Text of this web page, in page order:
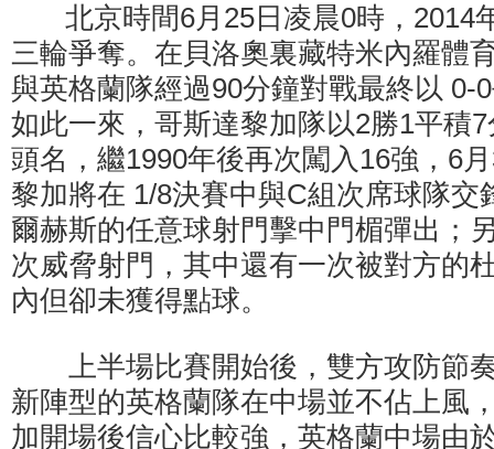
北京時間6月25日凌晨0時，2014
三輪爭奪。在貝洛奧裏藏特米內羅體
與英格蘭隊經過90分鐘對戰最終以 0-
如此一來，哥斯達黎加隊以2勝1平積
頭名，繼1990年後再次闖入16強，6
黎加將在 1/8決賽中與C組次席球隊交
爾赫斯的任意球射門擊中門楣彈出；
次威脅射門，其中還有一次被對方的
內但卻未獲得點球。
上半場比賽開始後，雙方攻防節
新陣型的英格蘭隊在中場並不佔上風
加開場後信心比較強，英格蘭中場由